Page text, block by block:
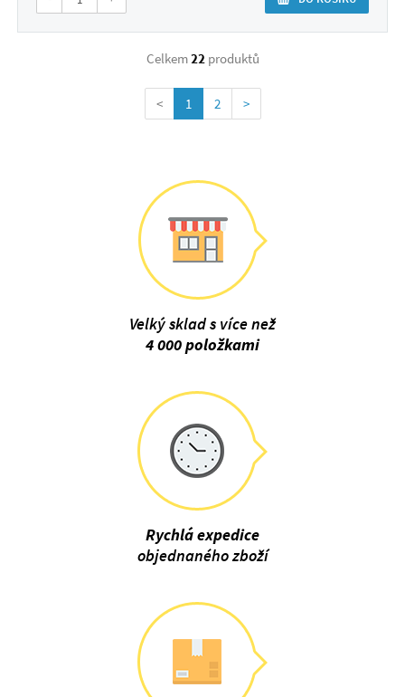
Celkem22produktů
< 1 2 >
Velký sklad s více než
4 000 položkami
Rychlá expedice
objednaného zboží